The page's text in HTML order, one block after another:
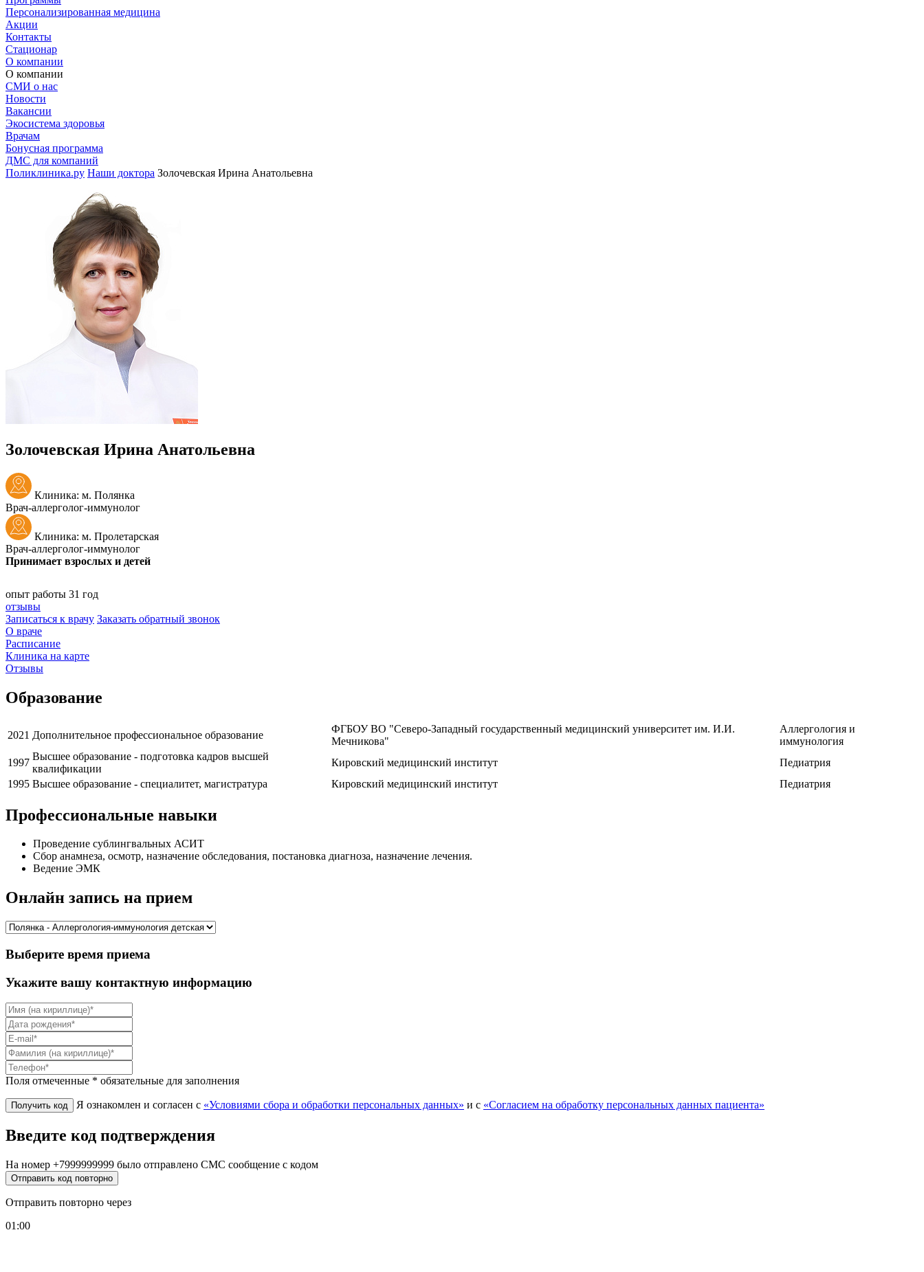
Персонализированная медицина
Акции
Контакты
Стационар
О компании
О компании
СМИ о нас
Новости
Вакансии
Экосистема здоровья
Врачам
Бонусная программа
ДМС для компаний
Поликлиника.ру Наши доктора Золочевская Ирина Анатольевна
Золочевская Ирина Анатольевна
Клиника: м. Полянка
Врач-аллерголог-иммунолог
Клиника: м. Пролетарская
Врач-аллерголог-иммунолог
Принимает взрослых и детей
опыт работы 31 год
отзывы
Записаться к врачу Заказать обратный звонок
О враче
Расписание
Клиника на карте
Отзывы
Образование
2021 Дополнительное профессиональное образование
ФГБОУ ВО "Северо-Западный государственный медицинский университет им. И.И.
Мечникова"
Аллергология и
иммунология
1997
Высшее образование - подготовка кадров высшей
квалификации
Кировский медицинский институт
Педиатрия
1995 Высшее образование - специалитет, магистратура Кировский медицинский институт Педиатрия
Профессиональные навыки
Проведение сублингвальных АСИТ
Сбор анамнеза, осмотр, назначение обследования, постановка диагноза, назначение лечения.
Ведение ЭМК
Онлайн запись на прием
Выберите время приема
Укажите вашу контактную информацию
Поля отмеченные * обязательные для заполнения
Я ознакомлен и согласен с «Условиями сбора и обработки персональных данных» и с «Согласием на обработку персональных данных пациента»
Введите код подтверждения
На номер +7999999999 было отправлено СМС сообщение с кодом
Отправить код повторно
Отправить повторно через
01:00